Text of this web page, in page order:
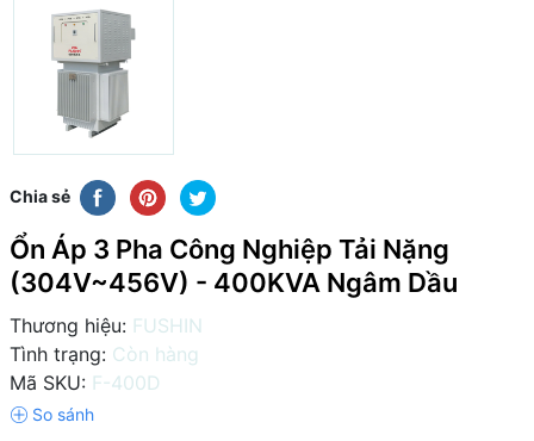
Chia sẻ
Ổn Áp 3 Pha Công Nghiệp Tải Nặng
(304V~456V) - 400KVA Ngâm Dầu
Thương hiệu: FUSHIN
Tình trạng: Còn hàng
Mã SKU: F-400D